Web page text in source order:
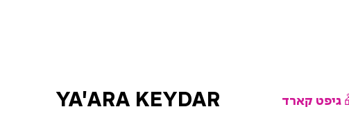
YA'ARA KEYDAR 🎁